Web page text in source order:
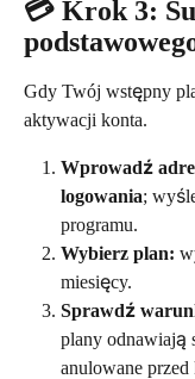
💳 Krok 3:
Gdy Twój wstępny
aktywacji konta.
Wprowadź
logowania;
programu.
Wybierz plan:
miesięcy.
Sprawdź
plany odnawiają
anulowane